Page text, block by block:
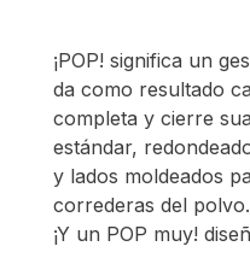
¡POP! significa un
da como resultado
completa y cierre
estándar,
y lados moldeados
correderas del polvo.
¡Y un POP muy!